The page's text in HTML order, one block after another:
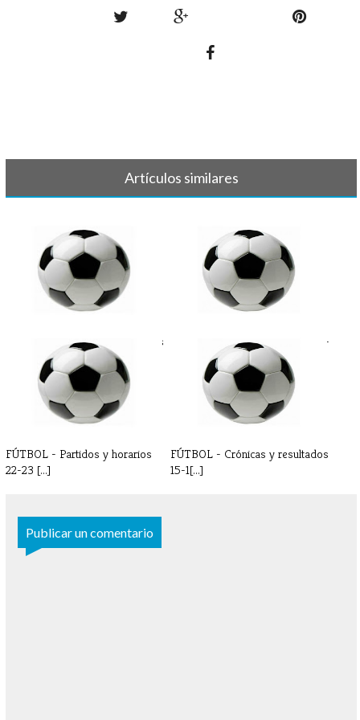
Artículos similares
FÚTBOL - Crónicas y resultados
FÚTBOL - Partidos y horarios 7-
FÚTBOL - Partidos y horarios
22-23 [...]
FÚTBOL - Crónicas y resultados
15-1[...]
Publicar un comentario